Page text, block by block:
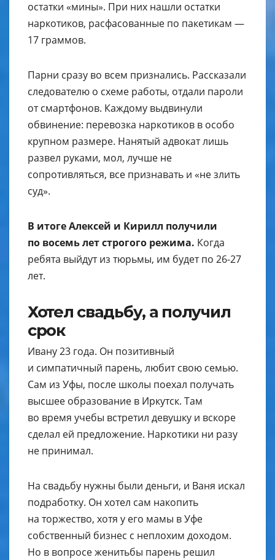
остатки «мины». При них нашли остатки
наркотиков, расфасованные по пакетикам —
17 граммов.
Парни сразу во всем признались. Рассказали
следователю о схеме работы, отдали пароли
от смартфонов. Каждому выдвинули
обвинение: перевозка наркотиков в особо
крупном размере. Нанятый адвокат лишь
развел руками, мол, лучше не
сопротивляться, все признавать и «не злить
суд».
В итоге Алексей и Кирилл получили
по восемь лет строгого режима. Когда
ребята выйдут из тюрьмы, им будет по 26-27
лет.
Хотел свадьбу, а получил
срок
Ивану 23 года. Он позитивный
и симпатичный парень, любит свою семью.
Сам из Уфы, после школы поехал получать
высшее образование в Иркутск. Там
во время учебы встретил девушку и вскоре
сделал ей предложение. Наркотики ни разу
не принимал.
На свадьбу нужны были деньги, и Ваня искал
подработку. Он хотел сам накопить
на торжество, хотя у его мамы в Уфе
собственный бизнес с неплохим доходом.
Но в вопросе женитьбы парень решил